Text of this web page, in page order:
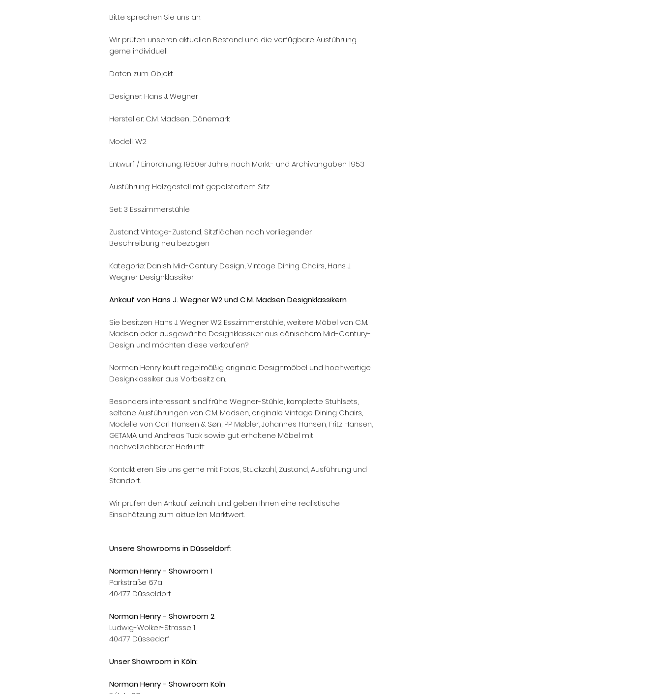
Bitte sprechen Sie uns an.
Wir prüfen unseren aktuellen Bestand und die verfügbare Ausführung
gerne individuell.
Daten zum Objekt
Designer: Hans J. Wegner
Hersteller: C.M. Madsen, Dänemark
Modell: W2
Entwurf / Einordnung: 1950er Jahre, nach Markt- und Archivangaben 1953
Ausführung: Holzgestell mit gepolstertem Sitz
Set: 3 Esszimmerstühle
Zustand: Vintage-Zustand, Sitzflächen nach vorliegender
Beschreibung neu bezogen
Kategorie: Danish Mid-Century Design, Vintage Dining Chairs, Hans J.
Wegner Designklassiker
Ankauf von Hans J. Wegner W2 und C.M. Madsen Designklassikern
Sie besitzen Hans J. Wegner W2 Esszimmerstühle, weitere Möbel von C.M.
Madsen oder ausgewählte Designklassiker aus dänischem Mid-Century-
Design und möchten diese verkaufen?
Norman Henry kauft regelmäßig originale Designmöbel und hochwertige
Designklassiker aus Vorbesitz an.
Besonders interessant sind frühe Wegner-Stühle, komplette Stuhlsets,
seltene Ausführungen von C.M. Madsen, originale Vintage Dining Chairs,
Modelle von Carl Hansen & Søn, PP Møbler, Johannes Hansen, Fritz Hansen,
GETAMA und Andreas Tuck sowie gut erhaltene Möbel mit
nachvollziehbarer Herkunft.
Kontaktieren Sie uns gerne mit Fotos, Stückzahl, Zustand, Ausführung und
Standort.
Wir prüfen den Ankauf zeitnah und geben Ihnen eine realistische
Einschätzung zum aktuellen Marktwert.
Unsere Showrooms in Düsseldorf:
Norman Henry - Showroom 1
Parkstraße 67a
40477 Düsseldorf
Norman Henry - Showroom 2
Ludwig-Wolker-Strasse 1
40477 Düssedorf
Unser Showroom in Köln:
Norman Henry - Showroom Köln